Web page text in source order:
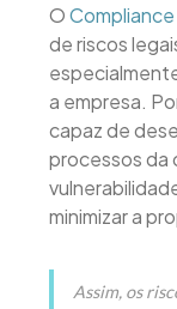
OCompliance
de riscos
a empresa.
capaz de
processos da
minimizar a
Assim, os